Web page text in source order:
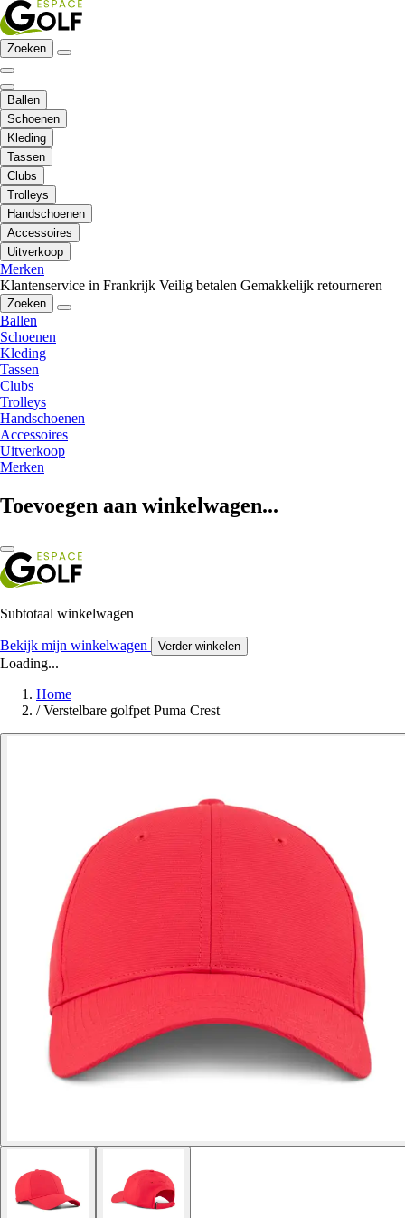
Zoeken
Ballen
Schoenen
Kleding
Tassen
Clubs
Trolleys
Handschoenen
Accessoires
Uitverkoop
Merken
Klantenservice in Frankrijk Veilig betalen Gemakkelijk retourneren
Zoeken
Ballen
Schoenen
Kleding
Tassen
Clubs
Trolleys
Handschoenen
Accessoires
Uitverkoop
Merken
Toevoegen aan winkelwagen...
Subtotaal winkelwagen
Bekijk mijn winkelwagen Verder winkelen
Loading...
Home
/ Verstelbare golfpet Puma Crest